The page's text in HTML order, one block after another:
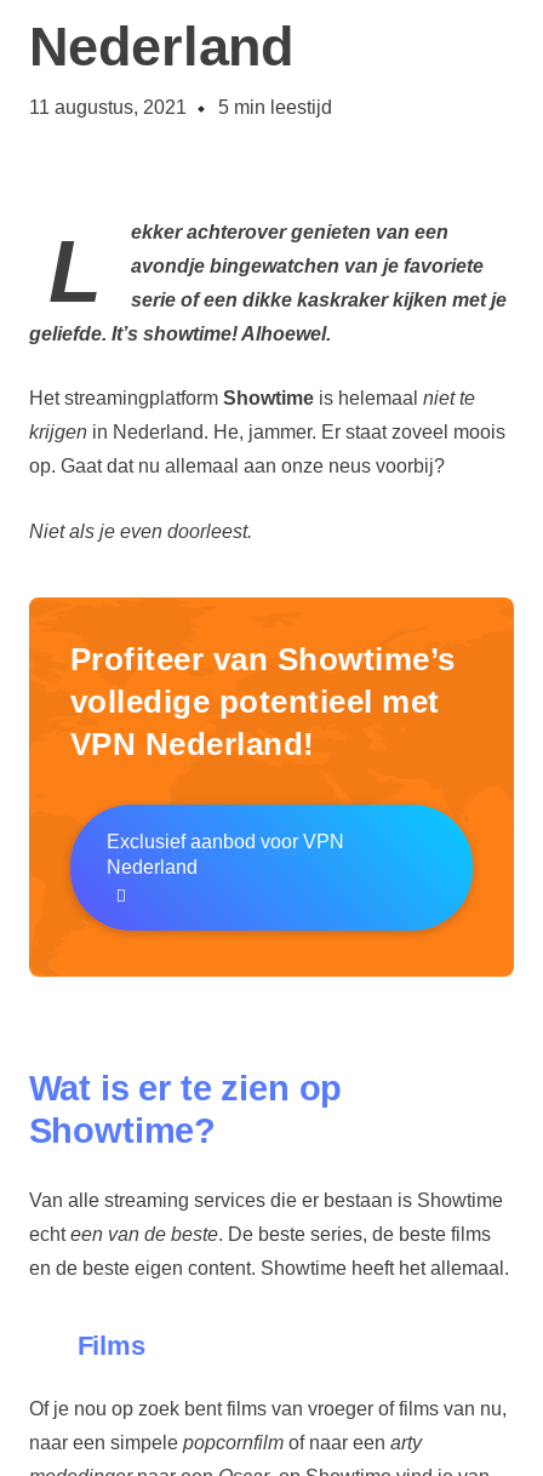
Nederland
11 augustus, 2021 5 min leestijd
Lekker achterover genieten van een
avondje bingewatchen van je favoriete
serie of een dikke kaskraker kijken met je
geliefde. It’s showtime!Alhoewel.
Het streamingplatform Showtimeis helemaal niet te
krijgenin Nederland. He, jammer. Er staat zoveel moois
op. Gaat dat nu allemaal aan onze neus voorbij?
Niet als je even doorleest.
Profiteer van Showtime’s
volledige potentieel met
VPN Nederland!
Exclusief aanbod voor VPN
Nederland
Wat is er te zien op
Showtime?
Van alle streaming services die er bestaan is Showtime
echteen van de beste. De beste series, de beste films
en de beste eigen content. Showtime heeft het allemaal.
Films
Of je nou op zoek bent films van vroeger of films van nu,
naar een simpele popcornfilmof naar een arty